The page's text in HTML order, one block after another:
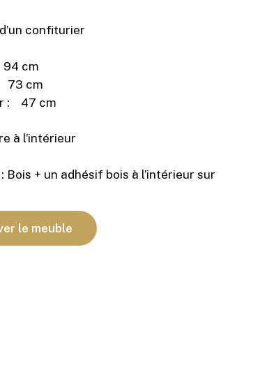
confiturier
cm
73 cm
: 47 cm
à l’intérieur
Bois + un adhésif bois à l’intérieur sur
le meuble